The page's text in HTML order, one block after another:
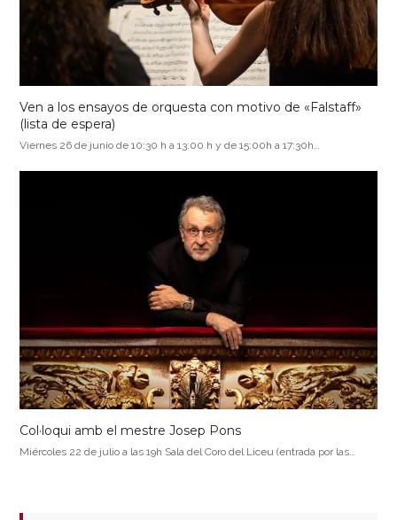
Ven a los ensayos de orquesta con motivo de «Falstaff»
(lista de espera)
Viernes 26 de junio de 10:30 h a 13:00 h y de 15:00h a 17:30h…
Col·loqui amb el mestre Josep Pons
Miércoles 22 de julio a las 19h Sala del Coro del Liceu (entrada por las…